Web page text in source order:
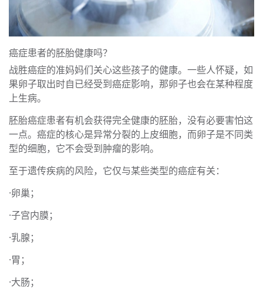
癌症患者的胚胎健康吗？
战胜癌症的准妈妈们关心这些孩子的健康。一些人怀疑，如
果卵子取出时自已经受到癌症影响，那卵子也会在某种程度
上生病。
胚胎癌症患者有机会获得完全健康的胚胎，没有必要害怕这
一点。癌症的核心是异常分裂的上皮细胞，而卵子是不同类
型的细胞，它不会受到肿瘤的影响。
至于遗传疾病的风险，它仅与某些类型的癌症有关：
·卵巢；
·子宫内膜；
·乳腺；
·胃；
·大肠；